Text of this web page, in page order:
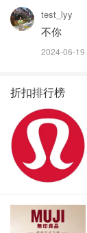
test_lyy
不你
2024-06-19
折扣排行榜